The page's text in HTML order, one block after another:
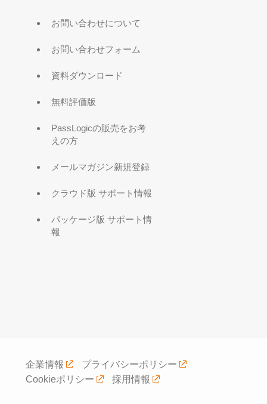
お問い合わせについて
お問い合わせフォーム
資料ダウンロード
無料評価版
PassLogicの販売をお考
えの方
メールマガジン新規登録
クラウド版 サポート情報
パッケージ版 サポート情
報
企業情報
プライバシーポリシー
Cookieポリシー
採用情報